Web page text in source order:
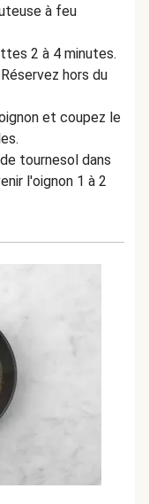
à feu
2 à 4 minutes.
hors du
et coupez le
tournesol dans
l'oignon 1 à 2